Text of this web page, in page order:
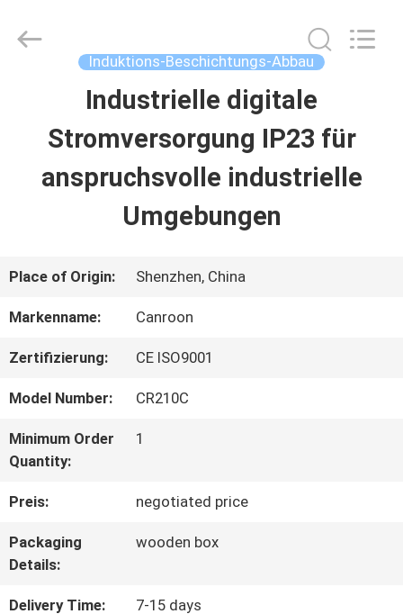
STARTSEITE
PRODUKTE
UNS
QUALITÄTSKONTROLLE
KONTAKT
REFERENZEN
Electrical
Appliances
Induktions-Beschichtungs-Abbau
Industrielle digitale
Stromversorgung IP23 für
anspruchsvolle industrielle
Umgebungen
Place of Origin: Shenzhen, China
Markenname: Canroon
Zertifizierung: CE ISO9001
Model Number: CR210C
Minimum Order
Quantity:
1
Preis: negotiated price
Packaging
Details:
wooden box
Delivery Time: 7-15 days